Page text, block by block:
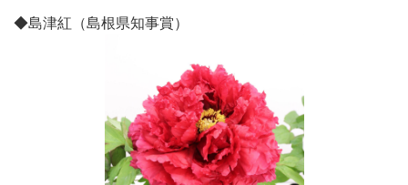
◆島津紅（島根県知事賞）